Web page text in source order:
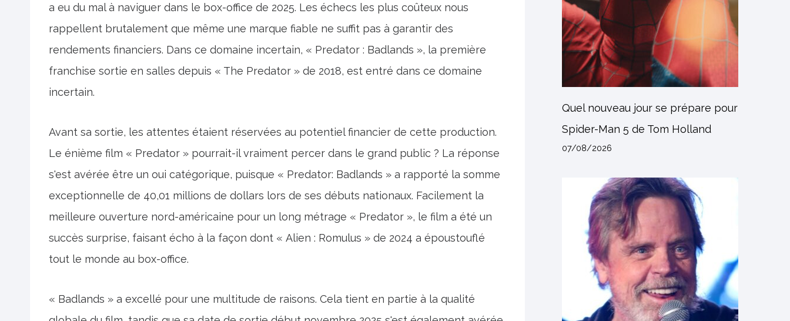
a eu du mal à naviguer dans le box-office de 2025. Les échecs les plus coûteux nous
rappellent brutalement que même une marque fiable ne suffit pas à garantir des
rendements financiers. Dans ce domaine incertain, « Predator : Badlands », la première
franchise sortie en salles depuis « The Predator » de 2018, est entré dans ce domaine
incertain.
Avant sa sortie, les attentes étaient réservées au potentiel financier de cette production.
Le énième film « Predator » pourrait-il vraiment percer dans le grand public ? La réponse
s'est avérée être un oui catégorique, puisque « Predator: Badlands » a rapporté la somme
exceptionnelle de 40,01 millions de dollars lors de ses débuts nationaux. Facilement la
meilleure ouverture nord-américaine pour un long métrage « Predator », le film a été un
succès surprise, faisant écho à la façon dont « Alien : Romulus » de 2024 a époustouflé
tout le monde au box-office.
« Badlands » a excellé pour une multitude de raisons. Cela tient en partie à la qualité
Quel nouveau jour se prépare pour
Spider-Man 5 de Tom Holland
07/08/2026